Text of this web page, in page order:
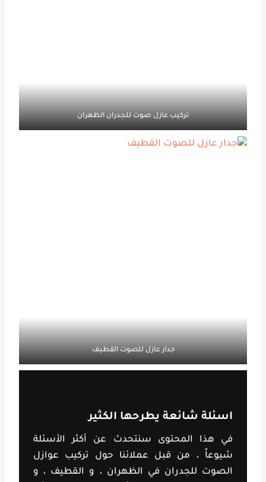
تركيب عازل صوت للجدران الظهران
جدار عازل للصوت القطيف
اسئلة شائعة يطرحها الكثير
في هذا المحتوى سنتحدث عن أكثر الأسئلة
شيوعاً ، من قبل عملائنا حول تركيب عوازل
الصوت للجدران في الظهران ، و القطيف ، و